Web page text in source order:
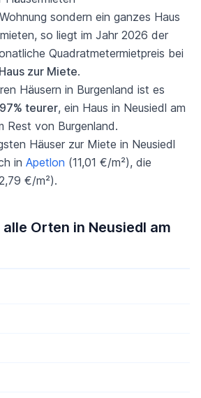
sondern ein ganzes Haus
so liegt im Jahr 2026 der
Quadratmetermietpreis bei
zur Miete.
Häusern in Burgenland ist es
teurer, ein Haus in Neusiedl am
Rest von Burgenland.
Häuser zur Miete in Neusiedl
in Apetlon (11,01 €/m²), die
€/m²).
Orten in Neusiedl am